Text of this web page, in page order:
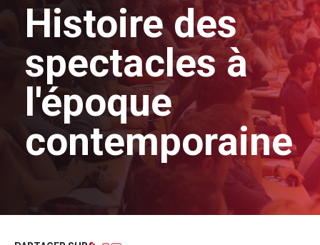
Vous recherchez peut-être :
Conférence Master Section
Histoire des
spectacles à
l'époque
contemporaine